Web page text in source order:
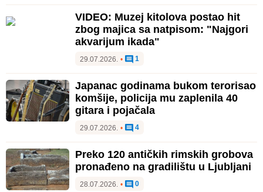
VIDEO: Muzej kitolova postao hit
zbog majica sa natpisom: "Najgori
akvarijum ikada"
29.07.2026. • 1
Japanac godinama bukom terorisao
komšije, policija mu zaplenila 40
gitara i pojačala
29.07.2026. • 4
Preko 120 antičkih rimskih grobova
pronađeno na gradilištu u Ljubljani
28.07.2026. • 0